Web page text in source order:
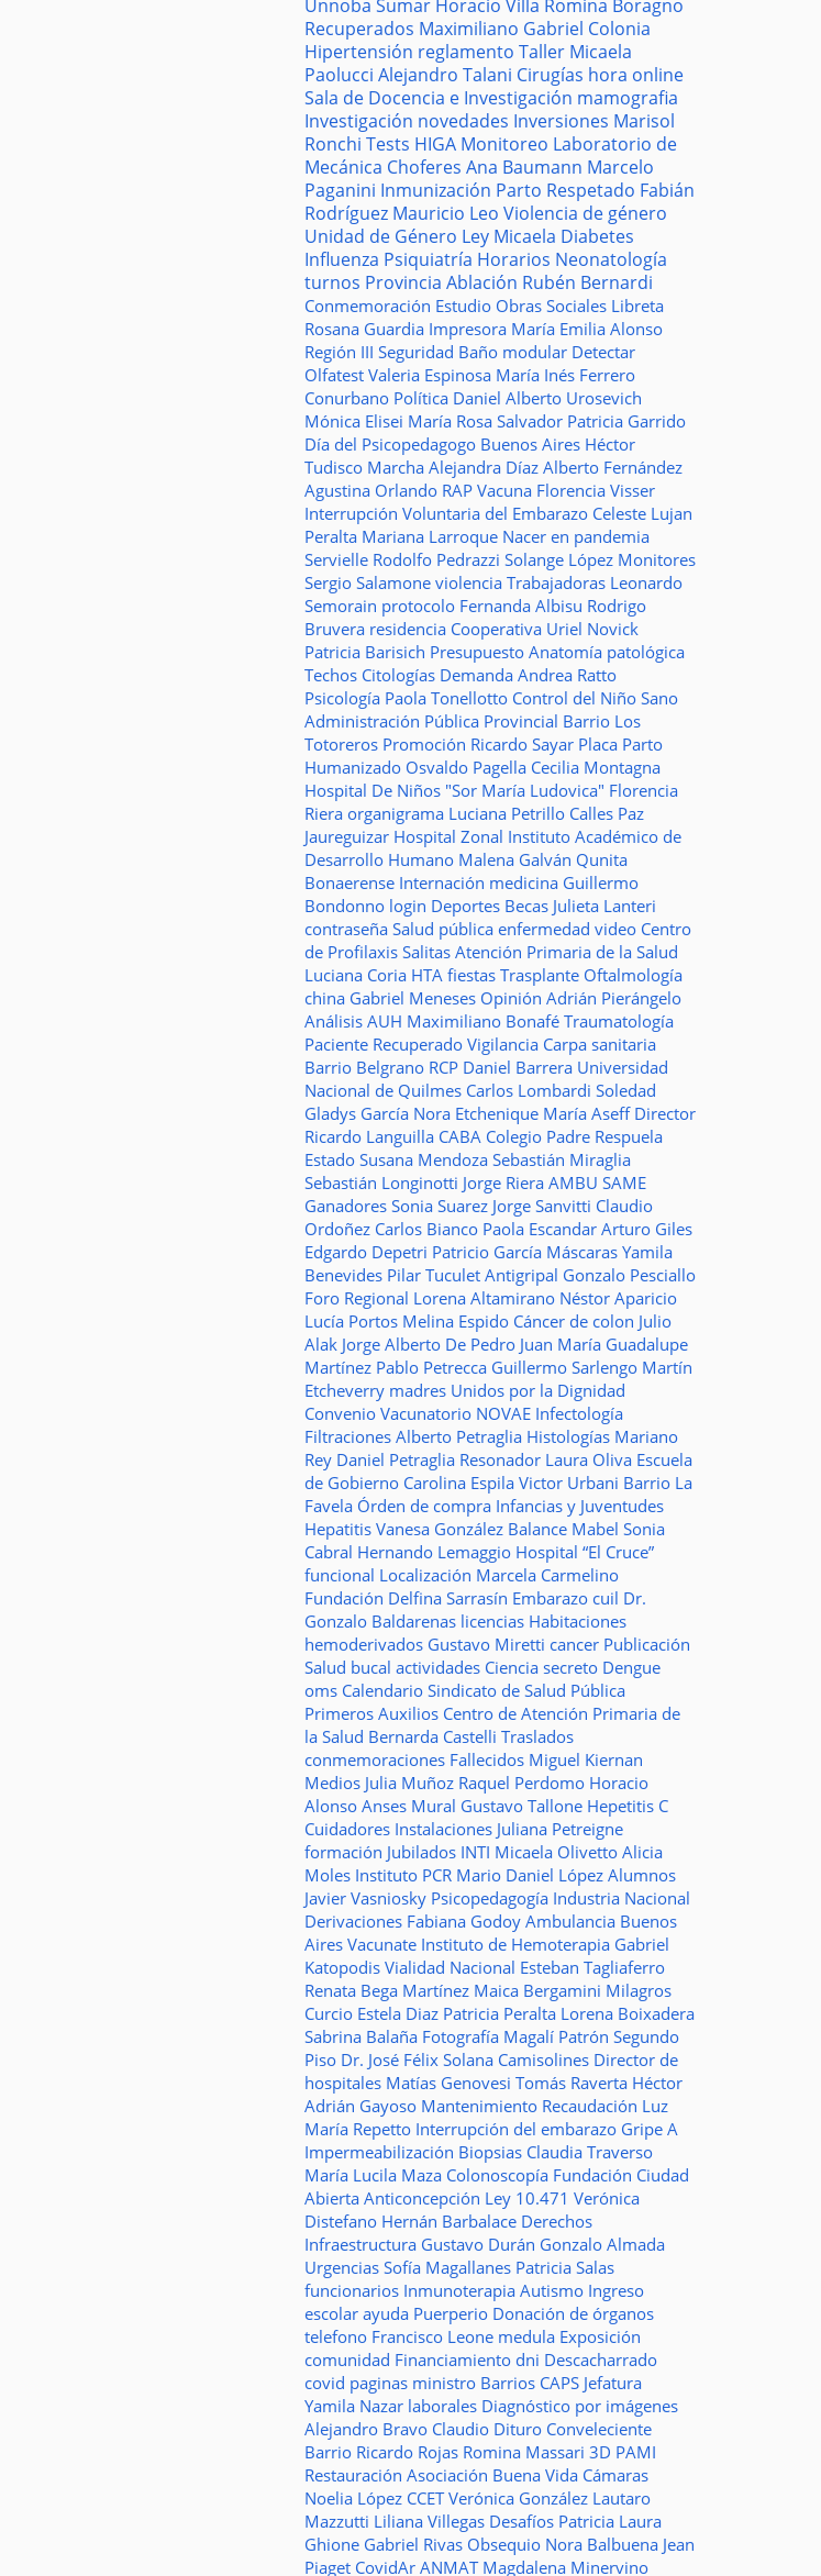
Unnoba Sumar Horacio Villa Romina Boragno
Recuperados Maximiliano Gabriel Colonia
Hipertensión reglamento Taller Micaela
Paolucci Alejandro Talani Cirugías hora online
Sala de Docencia e Investigación mamografia
Investigación novedades Inversiones Marisol
Ronchi Tests HIGA Monitoreo Laboratorio de
Mecánica Choferes Ana Baumann Marcelo
Paganini Inmunización Parto Respetado Fabián
Rodríguez Mauricio Leo Violencia de género
Unidad de Género Ley Micaela Diabetes
Influenza Psiquiatría Horarios Neonatología
turnos Provincia Ablación Rubén Bernardi
Conmemoración Estudio Obras Sociales Libreta
Rosana Guardia Impresora María Emilia Alonso
Región III Seguridad Baño modular Detectar
Olfatest Valeria Espinosa María Inés Ferrero
Conurbano Política Daniel Alberto Urosevich
Mónica Elisei María Rosa Salvador Patricia Garrido
Día del Psicopedagogo Buenos Aires Héctor
Tudisco Marcha Alejandra Díaz Alberto Fernández
Agustina Orlando RAP Vacuna Florencia Visser
Interrupción Voluntaria del Embarazo Celeste Lujan
Peralta Mariana Larroque Nacer en pandemia
Servielle Rodolfo Pedrazzi Solange López Monitores
Sergio Salamone violencia Trabajadoras Leonardo
Semorain protocolo Fernanda Albisu Rodrigo
Bruvera residencia Cooperativa Uriel Novick
Patricia Barisich Presupuesto Anatomía patológica
Techos Citologías Demanda Andrea Ratto
Psicología Paola Tonellotto Control del Niño Sano
Administración Pública Provincial Barrio Los
Totoreros Promoción Ricardo Sayar Placa Parto
Humanizado Osvaldo Pagella Cecilia Montagna
Hospital De Niños "Sor María Ludovica" Florencia
Riera organigrama Luciana Petrillo Calles Paz
Jaureguizar Hospital Zonal Instituto Académico de
Desarrollo Humano Malena Galván Qunita
Bonaerense Internación medicina Guillermo
Bondonno login Deportes Becas Julieta Lanteri
contraseña Salud pública enfermedad video Centro
de Profilaxis Salitas Atención Primaria de la Salud
Luciana Coria HTA fiestas Trasplante Oftalmología
china Gabriel Meneses Opinión Adrián Pierángelo
Análisis AUH Maximiliano Bonafé Traumatología
Paciente Recuperado Vigilancia Carpa sanitaria
Barrio Belgrano RCP Daniel Barrera Universidad
Nacional de Quilmes Carlos Lombardi Soledad
Gladys García Nora Etchenique María Aseff Director
Ricardo Languilla CABA Colegio Padre Respuela
Estado Susana Mendoza Sebastián Miraglia
Sebastián Longinotti Jorge Riera AMBU SAME
Ganadores Sonia Suarez Jorge Sanvitti Claudio
Ordoñez Carlos Bianco Paola Escandar Arturo Giles
Edgardo Depetri Patricio García Máscaras Yamila
Benevides Pilar Tuculet Antigripal Gonzalo Pesciallo
Foro Regional Lorena Altamirano Néstor Aparicio
Lucía Portos Melina Espido Cáncer de colon Julio
Alak Jorge Alberto De Pedro Juan María Guadalupe
Martínez Pablo Petrecca Guillermo Sarlengo Martín
Etcheverry madres Unidos por la Dignidad
Convenio Vacunatorio NOVAE Infectología
Filtraciones Alberto Petraglia Histologías Mariano
Rey Daniel Petraglia Resonador Laura Oliva Escuela
de Gobierno Carolina Espila Victor Urbani Barrio La
Favela Órden de compra Infancias y Juventudes
Hepatitis Vanesa González Balance Mabel Sonia
Cabral Hernando Lemaggio Hospital “El Cruce”
funcional Localización Marcela Carmelino
Fundación Delfina Sarrasín Embarazo cuil Dr.
Gonzalo Baldarenas licencias Habitaciones
hemoderivados Gustavo Miretti cancer Publicación
Salud bucal actividades Ciencia secreto Dengue
oms Calendario Sindicato de Salud Pública
Primeros Auxilios Centro de Atención Primaria de
la Salud Bernarda Castelli Traslados
conmemoraciones Fallecidos Miguel Kiernan
Medios Julia Muñoz Raquel Perdomo Horacio
Alonso Anses Mural Gustavo Tallone Hepetitis C
Cuidadores Instalaciones Juliana Petreigne
formación Jubilados INTI Micaela Olivetto Alicia
Moles Instituto PCR Mario Daniel López Alumnos
Javier Vasniosky Psicopedagogía Industria Nacional
Derivaciones Fabiana Godoy Ambulancia Buenos
Aires Vacunate Instituto de Hemoterapia Gabriel
Katopodis Vialidad Nacional Esteban Tagliaferro
Renata Bega Martínez Maica Bergamini Milagros
Curcio Estela Diaz Patricia Peralta Lorena Boixadera
Sabrina Balaña Fotografía Magalí Patrón Segundo
Piso Dr. José Félix Solana Camisolines Director de
hospitales Matías Genovesi Tomás Raverta Héctor
Adrián Gayoso Mantenimiento Recaudación Luz
María Repetto Interrupción del embarazo Gripe A
Impermeabilización Biopsias Claudia Traverso
María Lucila Maza Colonoscopía Fundación Ciudad
Abierta Anticoncepción Ley 10.471 Verónica
Distefano Hernán Barbalace Derechos
Infraestructura Gustavo Durán Gonzalo Almada
Urgencias Sofía Magallanes Patricia Salas
funcionarios Inmunoterapia Autismo Ingreso
escolar ayuda Puerperio Donación de órganos
telefono Francisco Leone medula Exposición
comunidad Financiamiento dni Descacharrado
covid paginas ministro Barrios CAPS Jefatura
Yamila Nazar laborales Diagnóstico por imágenes
Alejandro Bravo Claudio Dituro Conveleciente
Barrio Ricardo Rojas Romina Massari 3D PAMI
Restauración Asociación Buena Vida Cámaras
Noelia López CCETVerónica González Lautaro
Mazzutti Liliana Villegas Desafíos Patricia Laura
Ghione Gabriel Rivas Obsequio Nora Balbuena Jean
Piaget CovidAr ANMAT Magdalena Minervino